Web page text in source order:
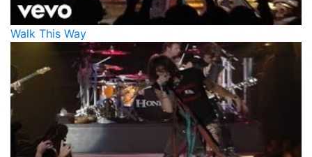
Walk This Way